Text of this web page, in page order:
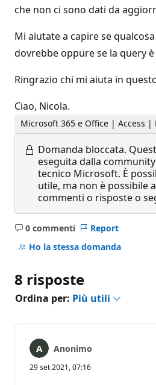
che non ci sono dati da
Mi aiutate a capire se
dovrebbe oppure se la query
Ringrazio chi mi aiuta in
Ciao, Nicola.
Microsoft 365 e Office | Access |
Domanda bloccata.
eseguita dalla
tecnico Microsoft. È
utile, ma non è possibile
commenti o risposte o
0 commenti
Nessun
commento
Report
Ho la stessa domanda
8 risposte
Ordina per: Più utili
Anonimo
29 set 2021, 07:16